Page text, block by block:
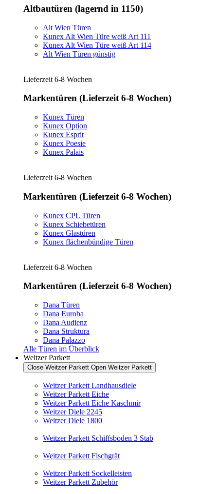
Altbautüren (lagernd in 1150)
Alt Wien Türen
Kunex Alt Wien Türe weiß Art 111
Kunex Alt Wien Türe weiß Art 114
Alt Wien Türen günstig
Lieferzeit 6-8 Wochen
Markentüren (Lieferzeit 6-8 Wochen)
Kunex Türen
Kunex Option
Kunex Esprit
Kunex Poesie
Kunex Palais
Lieferzeit 6-8 Wochen
Markentüren (Lieferzeit 6-8 Wochen)
Kunex CPL Türen
Kunex Schiebetüren
Kunex Glastüren
Kunex flächenbündige Türen
Lieferzeit 6-8 Wochen
Markentüren (Lieferzeit 6-8 Wochen)
Dana Türen
Dana Euroba
Dana Audienz
Dana Struktura
Dana Palazzo
Alle Türen im Überblick
Weitzer Parkett
Close Weitzer Parkett Open Weitzer Parkett
Weitzer Parkett Landhausdiele
Weitzer Parkett Eiche
Weitzer Parkett Eiche Kaschmir
Weitzer Diele 2245
Weitzer Diele 1800
Weitzer Parkett Schiffsboden 3 Stab
Weitzer Parkett Fischgrät
Weitzer Parkett Sockelleisten
Weitzer Parkett Zubehör